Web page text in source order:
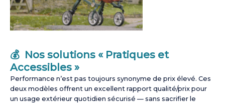
💰 Nos solutions « Pratiques et
Accessibles »
Performance n’est pas toujours synonyme de prix élevé. Ces
deux modèles offrent un excellent rapport qualité/prix pour
un usage extérieur quotidien sécurisé — sans sacrifier le